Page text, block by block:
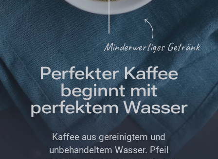
Minderwertiges Getränk
Perfekter Kaffee
beginnt mit
perfektem Wasser
Kaffee aus gereinigtem und
unbehandeltem Wasser. Pfeil